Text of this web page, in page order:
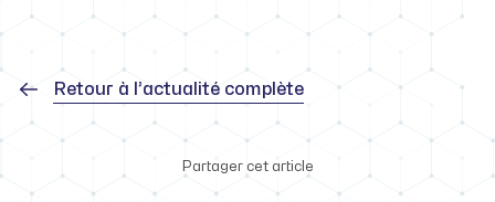
Retour à l’actualité complète
Partager cet article